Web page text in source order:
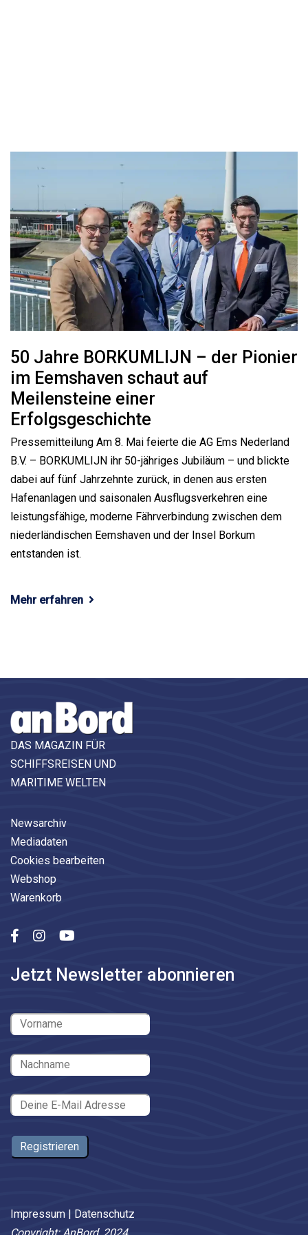
50 Jahre BORKUMLIJN – der Pionier
im Eemshaven schaut auf
Meilensteine einer
Erfolgsgeschichte
Pressemitteilung Am 8. Mai feierte die AG Ems Nederland
B.V. – BORKUMLIJN ihr 50-jähriges Jubiläum – und blickte
dabei auf fünf Jahrzehnte zurück, in denen aus ersten
Hafenanlagen und saisonalen Ausflugsverkehren eine
leistungsfähige, moderne Fährverbindung zwischen dem
niederländischen Eemshaven und der Insel Borkum
entstanden ist.
Mehr erfahren
DAS MAGAZIN FÜR
SCHIFFSREISEN UND
MARITIME WELTEN
Newsarchiv
Mediadaten
Cookies bearbeiten
Webshop
Warenkorb
Jetzt Newsletter abonnieren
Impressum
Datenschutz